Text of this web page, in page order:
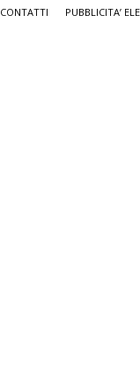
CONTATTI PUBBLICITA’